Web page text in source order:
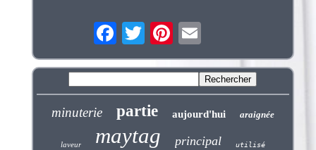
minuterie partie aujourd'hui araignée
laveur maytag principal utilisé